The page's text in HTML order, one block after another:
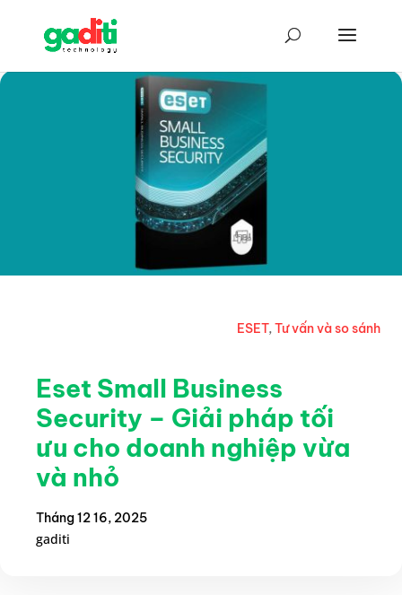
ESET,Tư vấn và so sánh
Eset Small Business
Security – Giải pháp tối
ưu cho doanh nghiệp vừa
và nhỏ
Tháng 12 16, 2025
gaditi